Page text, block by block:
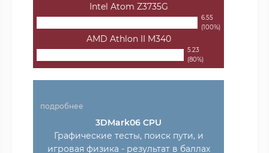
Intel Atom Z3735G
6.55
(100%)
AMD Athlon II M340
5.23
(80%)
подробнее
3DMark06 CPU
Графические тесты, поиск пути, и
игровая физика - результат в баллах